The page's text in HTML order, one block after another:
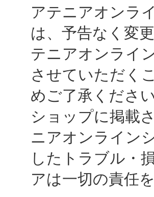
アテニアオンラ
は、予告なく変
テニアオンライ
させていただく
めご了承くださ
ショップに掲載
ニアオンライン
したトラブル・
アは一切の責任